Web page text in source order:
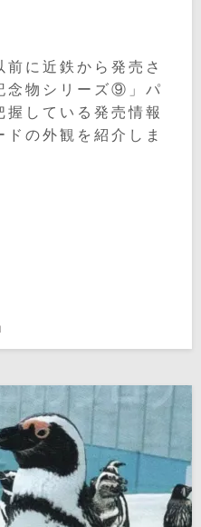
有に近鉄から発売さ
物シリーズ⑨」パ
している発売情報
の外観を紹介しま